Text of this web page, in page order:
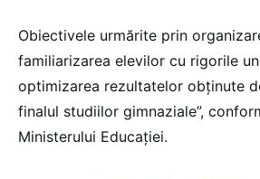
Obiectivele urmărite prin
familiarizarea elevilor cu rigorile
optimizarea rezultatelor obţinute
finalul studiilor gimnaziale”,
Ministerului Educației.